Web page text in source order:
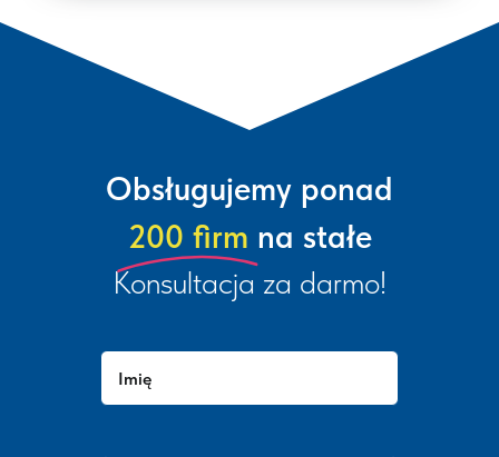
Obsługujemy ponad
200 firm na stałe
Konsultacja za darmo!